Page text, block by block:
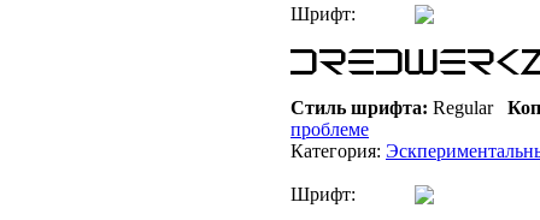
Шрифт:
Стиль шрифта: Regular
проблеме
Категория:
Шрифт: